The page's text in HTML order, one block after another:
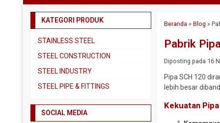
Beranda »Blog »
Pabrik
Diposting pada 16
Pipa SCH 120
lebih besar
Kekuatan
KATEGORI PRODUK
STAINLESS STEEL
Pipa SS304
Pipa SS310
Pipa SS316
Plat Bordes SS304
STEEL CONSTRUCTION
Besi Beton
Besi CNP
Besi UNP
STEEL INDUSTRY
Dual Plate
Plat A285 GR C
STEEL PIPE & FITTINGS
Ball Valve
SOCIAL MEDIA